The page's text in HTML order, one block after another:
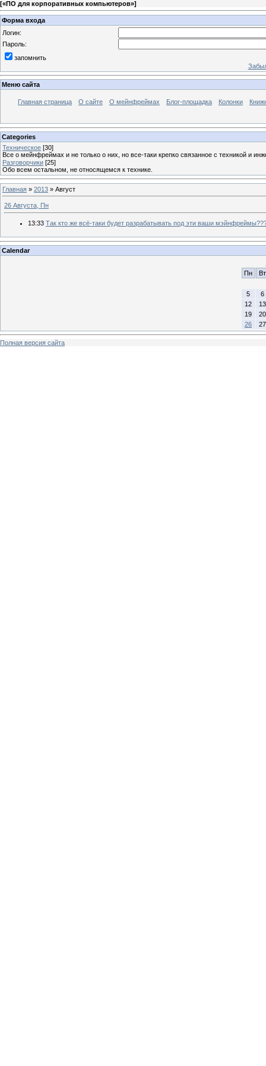
[«ПО для корпоративных компьютеров»]
Форма входа
Логин:
Пароль:
запомнить
Меню сайта
Главная страница О сайте О мейнфреймах Блог-площадка Колонки
Categories
Техническое [30]
Все о мейнфреймах и не только о них, но все-таки крепко связанное с техникой и
Разговорчики [25]
Обо всем остальном, не относящемся к технике.
Главная » 2013 » Август
26 Августа, Пн
13:33 Так кто же всё-таки будет разрабатывать под эти ваши
Calendar
Пн
Вт
5
6
12
13
19
20
26
27
Полная версия сайта